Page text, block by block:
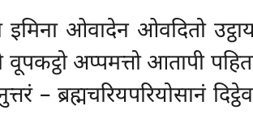
ओवादेन ओवदितो
अप्पमत्तो आतापी
– ब्रह्मचरियपरियोसानं